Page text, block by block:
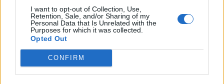
I want to opt-out of Collection, Use,
Retention, Sale, and/or Sharing of my
Personal Data that Is Unrelated with the
Purposes for which it was collected.
Opted Out
CONFIRM
Nem sokáig örülhetünk az enyhülésnek:
hamarosan visszatér a pokoli hőség
A pénteki lehűlés után továbbra is kellemesebb idő